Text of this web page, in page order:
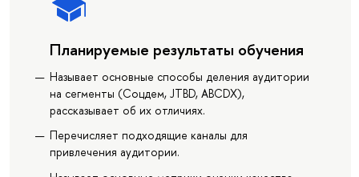
Планируемые результаты обучения
Называет основные способы деления аудитории
на сегменты (Соцдем, JTBD, ABCDX),
рассказывает об их отличиях.
Перечисляет подходящие каналы для
привлечения аудитории.